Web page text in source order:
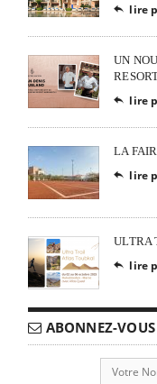
 lire
UN
 lire
LA
 lire
ULTRA
 lire
ABONNEZ-